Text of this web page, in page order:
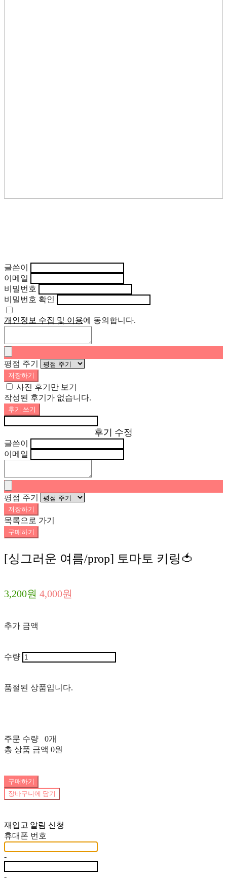
글쓴이
이메일
비밀번호
비밀번호 확인
개인정보 수집 및 이용에 동의합니다.
평점 주기
저장하기
사진 후기만 보기
작성된 후기가 없습니다.
후기 쓰기
후기 수정
글쓴이
이메일
평점 주기
저장하기
목록으로 가기
구매하기
[싱그러운 여름/prop] 토마토 키링🍅
3,200원 4,000원
추가 금액
수량
품절된 상품입니다.
주문 수량
0개
총 상품 금액 0원
구매하기
장바구니에 담기
재입고 알림 신청
휴대폰 번호
-
-